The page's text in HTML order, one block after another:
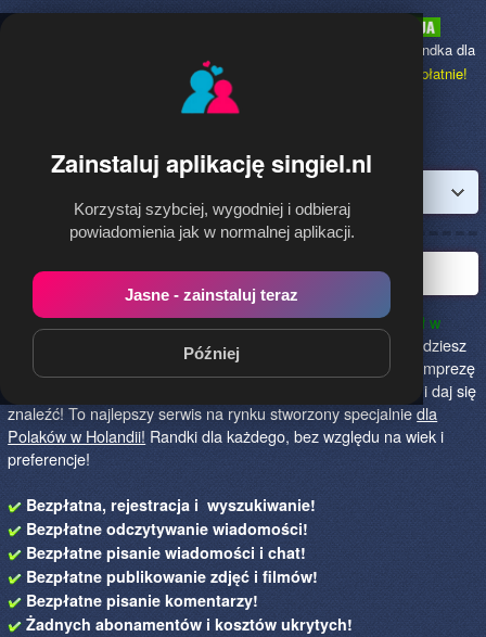
Zainstaluj aplikację singiel.nl
Korzystaj szybciej, wygodniej i odbieraj
powiadomienia jak w normalnej aplikacji.
Jasne - zainstaluj teraz
Później
to najpopularniejsza Randka dla
Polaków w Holandii,
dołącz bezpłatnie!
Polska randka w Holandii
Singiel.nl to najlepszy sposób na poznanie nowych przyjaciół w
Holandii!
Określ czego szukasz i skończ z samotnością! Znajdziesz
tu osoby szukające miłości lub przygody, chętne na randkę, imprezę
i spotkanie na żywo! Dołącz do nas, powiedz czego szukasz i daj się
znaleźć! To najlepszy serwis na rynku stworzony specjalniedla
Polaków w Holandii! Randki dla każdego, bez względu na wiek i
preferencje!
Bezpłatna, rejestracja i wyszukiwanie!
Bezpłatne odczytywanie wiadomości!
Bezpłatne pisanie wiadomości i chat!
Bezpłatne publikowanie zdjęć i filmów!
Bezpłatne pisanie komentarzy!
Żadnych abonamentów i kosztów ukrytych!